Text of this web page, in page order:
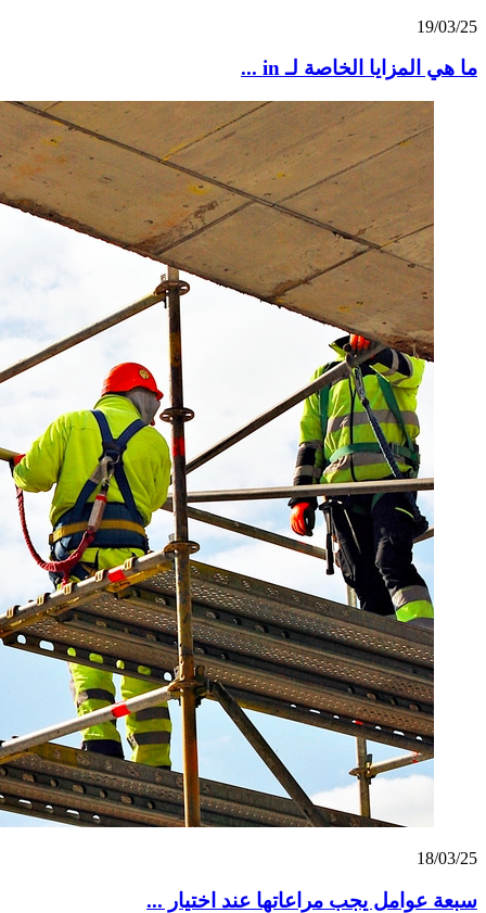
19/03/25
ما هي المزايا الخاصة لـ in ...
18/03/25
سبعة عوامل يجب مراعاتها عند اختيار ...